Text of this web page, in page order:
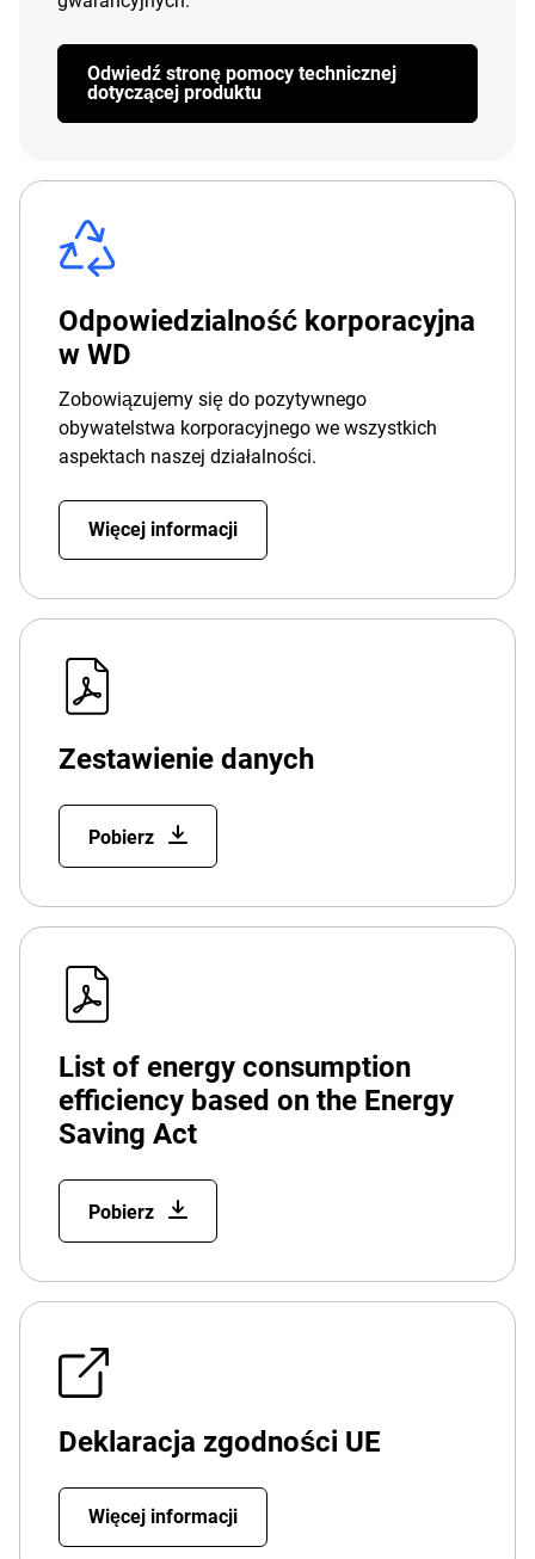
Odwiedź stronę pomocy technicznej
dotyczącej produktu
Odpowiedzialność korporacyjna
w WD
Zobowiązujemy się do pozytywnego
obywatelstwa korporacyjnego we wszystkich
aspektach naszej działalności.
Więcej informacji
Zestawienie danych
Pobierz
List of energy consumption
efficiency based on the Energy
Saving Act
Pobierz
Deklaracja zgodności UE
Więcej informacji